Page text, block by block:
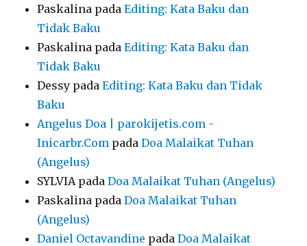
Paskalina padaEditing: Kata Baku dan
Tidak Baku
Paskalina padaEditing: Kata Baku dan
Tidak Baku
Dessy padaEditing: Kata Baku dan Tidak
Baku
Angelus Doa | parokijetis.com -
Inicarbr.Com padaDoa Malaikat Tuhan
(Angelus)
SYLVIA padaDoa Malaikat Tuhan (Angelus)
Paskalina padaDoa Malaikat Tuhan
(Angelus)
Daniel Octavandine padaDoa Malaikat